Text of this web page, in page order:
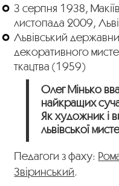
3 серпня 1938,
листопада 2009,
Львівський
декоративного
ткацтва (1959)
Олег Мінько
найкращих
Як художник і
львівської
Педагоги з фаху:
Звіринський.